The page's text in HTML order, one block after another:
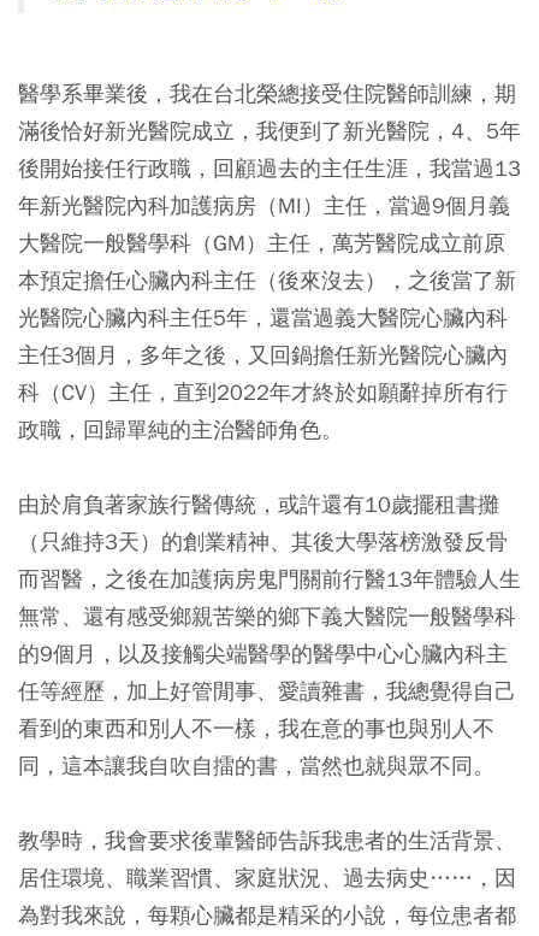
醫學系畢業後，我在台北榮總接受住院醫師訓練，期
滿後恰好新光醫院成立，我便到了新光醫院，4、5年
後開始接任行政職，回顧過去的主任生涯，我當過13
年新光醫院內科加護病房（MI）主任，當過9個月義
大醫院一般醫學科（GM）主任，萬芳醫院成立前原
本預定擔任心臟內科主任（後來沒去），之後當了新
光醫院心臟內科主任5年，還當過義大醫院心臟內科
主任3個月，多年之後，又回鍋擔任新光醫院心臟內
科（CV）主任，直到2022年才終於如願辭掉所有行
政職，回歸單純的主治醫師角色。
由於肩負著家族行醫傳統，或許還有10歲擺租書攤
（只維持3天）的創業精神、其後大學落榜激發反骨
而習醫，之後在加護病房鬼門關前行醫13年體驗人生
無常、還有感受鄉親苦樂的鄉下義大醫院一般醫學科
的9個月，以及接觸尖端醫學的醫學中心心臟內科主
任等經歷，加上好管閒事、愛讀雜書，我總覺得自己
看到的東西和別人不一樣，我在意的事也與別人不
同，這本讓我自吹自擂的書，當然也就與眾不同。
教學時，我會要求後輩醫師告訴我患者的生活背景、
居住環境、職業習慣、家庭狀況、過去病史……，因
為對我來說，每顆心臟都是精采的小說，每位患者都